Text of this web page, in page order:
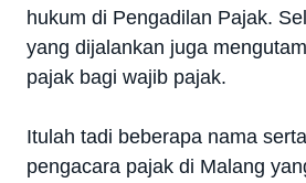
hukum di Pengadilan Pajak.
yang dijalankan juga
pajak bagi wajib pajak.
Itulah tadi beberapa nama
pengacara pajak di Malang